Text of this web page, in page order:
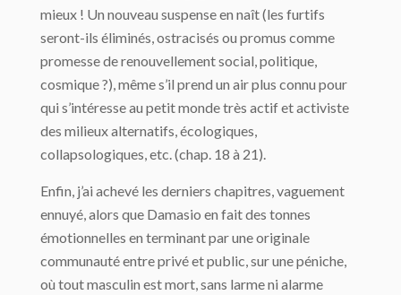
mieux ! Un nouveau suspense en naît (les furtifs
seront-ils éliminés, ostracisés ou promus comme
promesse de renouvellement social, politique,
cosmique ?), même s’il prend un air plus connu pour
qui s’intéresse au petit monde très actif et activiste
des milieux alternatifs, écologiques,
collapsologiques, etc. (chap. 18 à 21).
Enfin, j’ai achevé les derniers chapitres, vaguement
ennuyé, alors que Damasio en fait des tonnes
émotionnelles en terminant par une originale
communauté entre privé et public, sur une péniche,
où tout masculin est mort, sans larme ni alarme